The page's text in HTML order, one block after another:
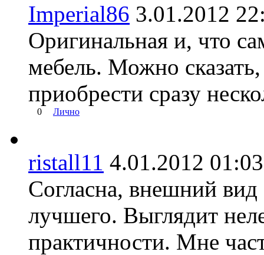
Imperial86 3.01.2012
Оригинальная и, что
мебель. Можно
приобрести сразу
0 Лично
ristall11 4.01.2012
Согласна, внешний вид
лучшего. Выглядит
практичности. Мне